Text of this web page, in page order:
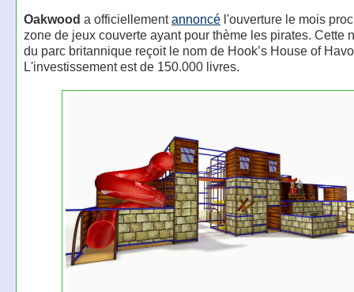
Oakwood a officiellementannoncél'ouverture le mois
zone de jeux couverte ayant pour thème les pirates. Cette
du parc britannique reçoit le nom de Hook’s House of
L'investissement est de 150.000 livres.